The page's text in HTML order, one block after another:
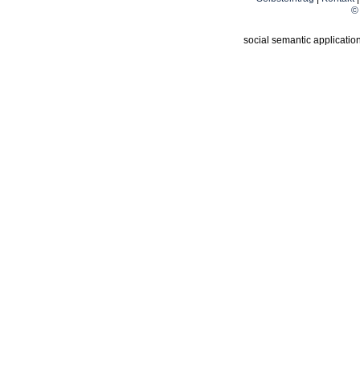
©
social semantic